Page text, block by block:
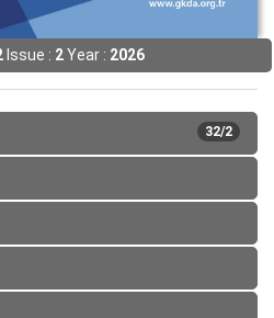
Issue : 2Year : 2026
32/2